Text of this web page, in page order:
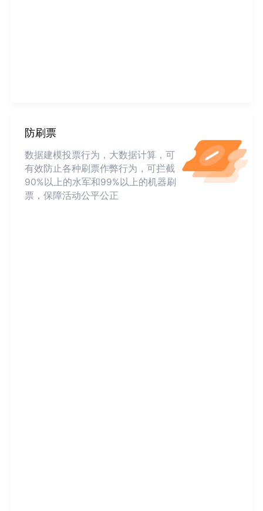
防刷票
数据建模投票行为，大数据计算，可
有效防止各种刷票作弊行为，可拦截
90%以上的水军和99%以上的机器刷
票，保障活动公平公正